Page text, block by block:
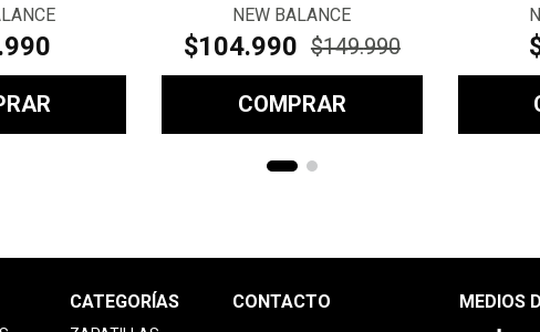
.990
NEW BALANCE
$104.990 $149.990
COMPRAR
CATEGORÍAS CONTACTO MEDIOS